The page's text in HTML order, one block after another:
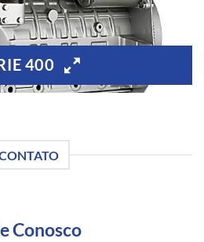
400
Conosco